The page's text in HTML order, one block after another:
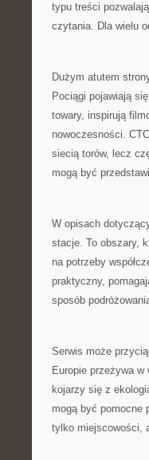
typu treści
czytania. Dla wielu
Dużym atutem
Pociągi pojawiają
towary, inspirują
nowoczesności.
siecią torów, lecz
mogą być
W opisach
stacje. To obszary,
na potrzeby
praktyczny,
sposób
Serwis może
Europie przeżywa
kojarzy się z
mogą być pomocne
tylko miejscowości,